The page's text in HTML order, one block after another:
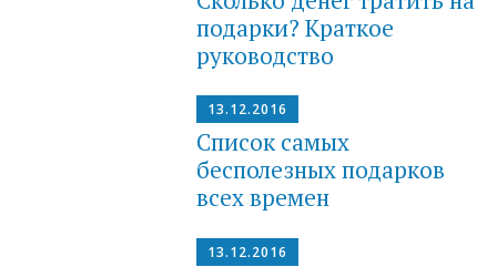
подарки? Краткое
руководство
13.12.2016
Список самых
бесполезных подарков
всех времен
13.12.2016